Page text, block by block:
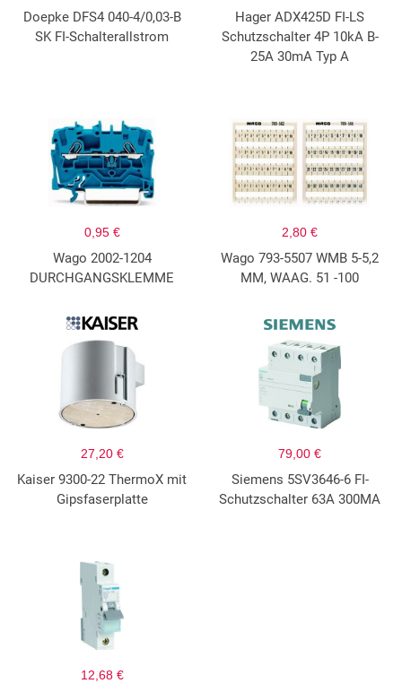
Doepke DFS4 040-4/0,03-B
SK FI-Schalterallstrom
Hager ADX425D FI-LS
Schutzschalter 4P 10kA B-
25A 30mA Typ A
0,95 €
Wago 2002-1204
DURCHGANGSKLEMME
2,80 €
Wago 793-5507 WMB 5-5,2
MM, WAAG. 51 -100
27,20 €
Kaiser 9300-22 ThermoX mit
Gipsfaserplatte
79,00 €
Siemens 5SV3646-6 FI-
Schutzschalter 63A 300MA
12,68 €